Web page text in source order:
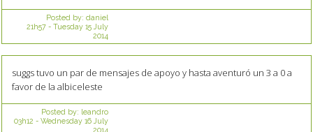
Posted by: daniel
21h57- Tuesday 15 July
2014
suggs tuvo un par de mensajes de apoyo y hasta aventuró un 3 a 0 a
favor de la albiceleste
Posted by: leandro
03h12 - Wednesday 16 July
2014